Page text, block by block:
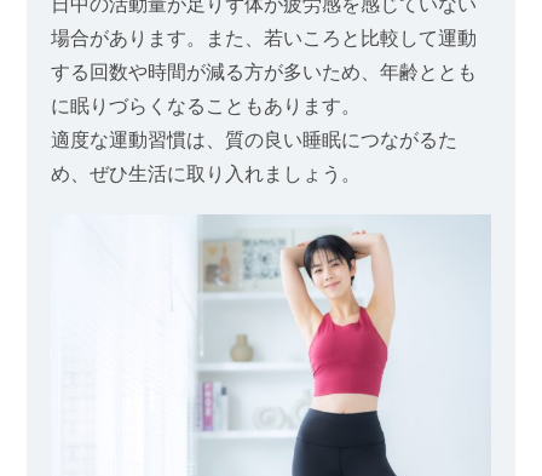
場合があります。また、若いころと比較して運動
する回数や時間が減る方が多いため、年齢ととも
に眠りづらくなることもあります。
適度な運動習慣は、質の良い睡眠につながるた
め、ぜひ生活に取り入れましょう。